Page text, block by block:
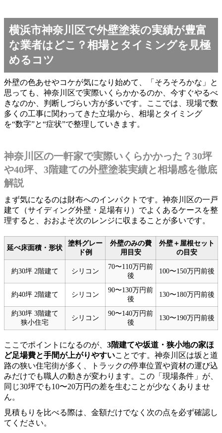
横浜市神奈川区で外壁塗装の実績が豊富
な業者はどこ？相場とタイミングを見極
めるコツ
外壁の色あせやコケが気になり始めて、「そろそろかな」と
思っても、神奈川区で実際いくらかかるのか、今すぐやるべ
きなのか、判断しづらい方が多いです。ここでは、現場で数
多くの工事に関わってきた立場から、相場とタイミング
を“数字”と“症状”で整理していきます。
神奈川区の一軒家で実際いくらかかった？30坪
や40坪、3階建ての外壁塗装実績と相場感を徹底
解説
まず気になるのは財布へのインパクトです。神奈川区の一戸
建て（サイディング外壁・足場有り）でよくあるケースを整
理すると、おおよそ次のレンジに収まることが多いです。
延べ床面積・形状
塗料グレー
ド例
外壁のみの費
用目安
外壁＋屋根セット
の目安
約30坪 2階建て シリコン
70〜110万円前
後
100〜150万円前後
約40坪 2階建て シリコン
90〜130万円前
後
130〜180万円前後
約30坪 3階建て
狭小住宅
シリコン
90〜140万円前
後
130〜190万円前後
ここでポイントになるのが、 3階建てや坂道・狭小地の家ほ
ど足場費と手間が上がりやすいことです。神奈川区は坂と道
路の狭い住宅街が多く、トラックの停車位置や資材の運び込
みだけでも職人の動きが変わります。この「現場条件」が、
同じ30坪でも10〜20万円の差を生むことが少なくありませ
ん。
見積もりを比べる際は、金額だけでなく次の点を必ず確認し
てください。